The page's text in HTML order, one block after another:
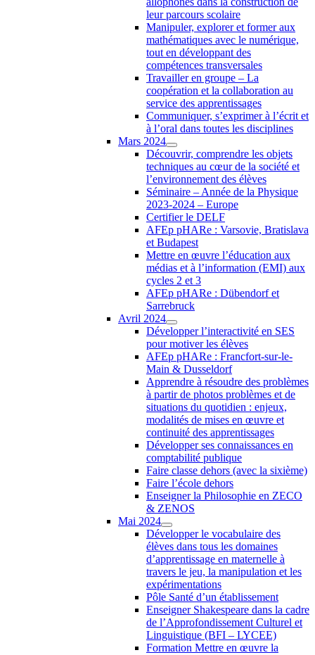
leur parcours scolaire
Manipuler, explorer et former aux
mathématiques avec le numérique,
tout en développant des
compétences transversales
Travailler en groupe – La
coopération et la collaboration au
service des apprentissages
Communiquer, s’exprimer à l’écrit et
à l’oral dans toutes les disciplines
Mars 2024
Découvrir, comprendre les objets
techniques au cœur de la société et
l’environnement des élèves
Séminaire – Année de la Physique
2023-2024 – Europe
Certifier le DELF
AFEp pHARe : Varsovie, Bratislava
et Budapest
Mettre en œuvre l’éducation aux
médias et à l’information (EMI) aux
cycles 2 et 3
AFEp pHARe : Dübendorf et
Sarrebruck
Avril 2024
Développer l’interactivité en SES
pour motiver les élèves
AFEp pHARe : Francfort-sur-le-
Main & Dusseldorf
Apprendre à résoudre des problèmes
à partir de photos problèmes et de
situations du quotidien : enjeux,
modalités de mises en œuvre et
continuité des apprentissages
Développer ses connaissances en
comptabilité publique
Faire classe dehors (avec la sixième)
Faire l’école dehors
Enseigner la Philosophie en ZECO
& ZENOS
Mai 2024
Développer le vocabulaire des
élèves dans tous les domaines
d’apprentissage en maternelle à
travers le jeu, la manipulation et les
expérimentations
Pôle Santé d’un établissement
Enseigner Shakespeare dans la cadre
de l’Approfondissement Culturel et
Linguistique (BFI – LYCEE)
Formation Mettre en œuvre la